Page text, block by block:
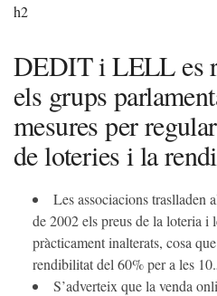
h2
DEDIT i LELL es
els grups
mesures per
de loteries i la
Les associacions traslladen
de 2002 els preus de la loteria i
pràcticament inalterats, cosa
rendibilitat del 60% per a les
S’adverteix que la venda